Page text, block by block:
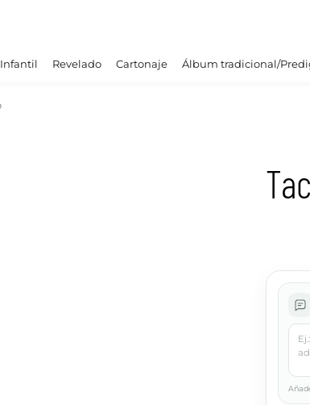
Infantil Revelado Cartonaje Álbum tradicional/